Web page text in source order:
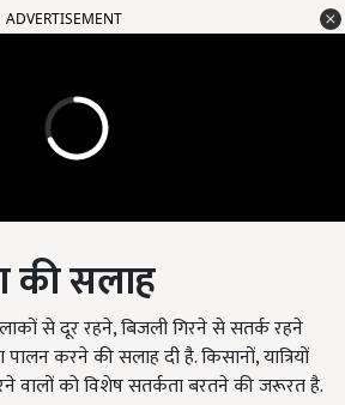
ADVERTISEMENT
की सलाह
से दूर रहने, बिजली गिरने से सतर्क रहने
करने की सलाह दी है. किसानों, यात्रियों
वालों को विशेष सतर्कता बरतने की जरूरत है.